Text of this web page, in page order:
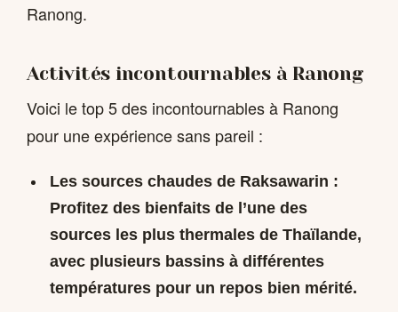
Ranong.
Activités incontournables à Ranong
Voici le top 5 des incontournables à Ranong
pour une expérience sans pareil :
Les sources chaudes de Raksawarin :
Profitez des bienfaits de l’une des
sources les plus thermales de Thaïlande,
avec plusieurs bassins à différentes
températures pour un repos bien mérité.